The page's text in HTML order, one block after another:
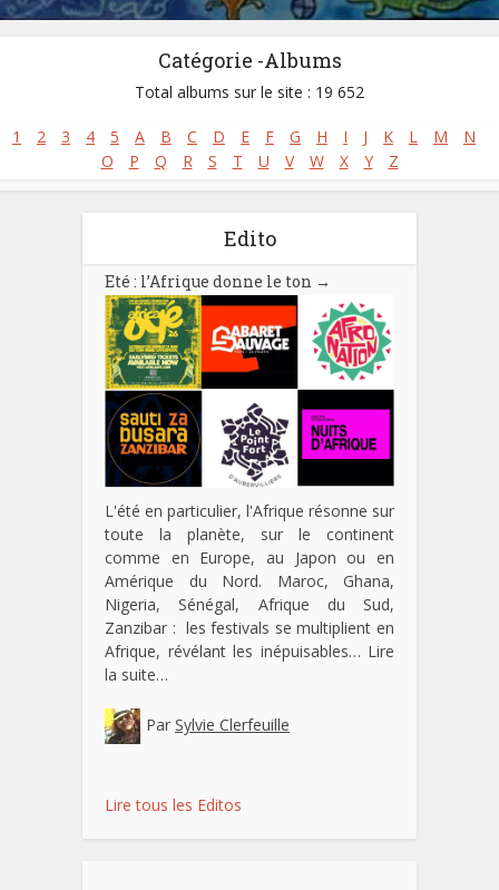
Catégorie -Albums
Total albums sur le site : 19 652
1 2 3 4 5 A B C D E F G H I J K L M
N
O
P Q R S T U V W X Y Z
Edito
Eté : l’Afrique donne le ton →
L'été en particulier, l'Afrique résonne sur
toute la planète, sur le continent
comme en Europe, au Japon ou en
Amérique du Nord. Maroc, Ghana,
Nigeria, Sénégal, Afrique du Sud,
Zanzibar : les festivals se multiplient en
Afrique, révélant les inépuisables… Lire
la suite…
Par Sylvie Clerfeuille
Lire tous les Editos